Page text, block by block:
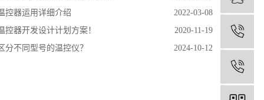
控器运用详细介绍
2022-03-08
控器开发设计计划方案！
2020-11-19
分不同型号的温控仪？
2024-10-12